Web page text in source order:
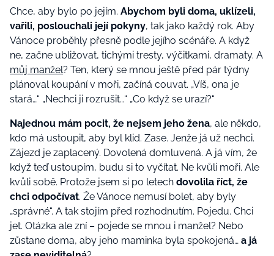
Chce, aby bylo po jejím. Abychom byli doma, uklízeli,
vařili, poslouchali její pokyny, tak jako každý rok. Aby
Vánoce proběhly přesně podle jejího scénáře. A když
ne, začne ubližovat, tichými tresty, výčitkami, dramaty. A
můj manžel? Ten, který se mnou ještě před pár týdny
plánoval koupání v moři, začíná couvat. „Víš, ona je
stará…“ „Nechci ji rozrušit…“ „Co když se urazí?“
Najednou mám pocit, že nejsem jeho žena, ale někdo,
kdo má ustoupit, aby byl klid. Zase. Jenže já už nechci.
Zájezd je zaplacený. Dovolená domluvená. A já vím, že
když teď ustoupím, budu si to vyčítat. Ne kvůli moři. Ale
kvůli sobě. Protože jsem si po letech dovolila říct, že
chci odpočívat. Že Vánoce nemusí bolet, aby byly
„správné“. A tak stojím před rozhodnutím. Pojedu. Chci
jet. Otázka ale zní – pojede se mnou i manžel? Nebo
zůstane doma, aby jeho maminka byla spokojená… a já